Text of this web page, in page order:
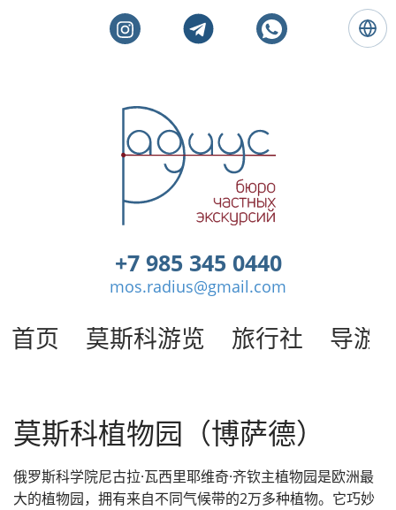
莫
斯
科
游
。
莫
斯
导
游
语
+7 985 345 0440
mos.radius@gmail.com
首页 莫斯科游览 旅行社 导游
莫斯科私人旅游和导游
莫斯科植物园（博萨德）
俄罗斯科学院尼古拉·瓦西里耶维奇·齐钦主植物园是欧洲最
大的植物园，拥有来自不同气候带的2万多种植物。它巧妙